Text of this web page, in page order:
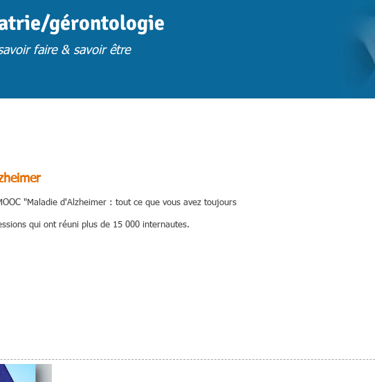
gérontologie
faire & savoir être
"Maladie d'Alzheimer : tout ce que vous avez toujours
qui ont réuni plus de 15 000 internautes.